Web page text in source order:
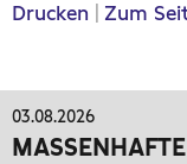
Drucken Zum
03.08.2026